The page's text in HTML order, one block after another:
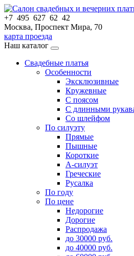
+7 495 627 62 42
Москва, Проспект Мира, 70
карта проезда
Наш каталог
Свадебные платья
Особенности
Эксклюзивные
Кружевные
С поясом
С длинными
Со шлейфом
По силуэту
Прямые
Пышные
Короткие
А-силуэт
Греческие
Русалка
По году
По цене
Недорогие
Дорогие
Распродажа
до 30000 руб.
до 40000 руб.